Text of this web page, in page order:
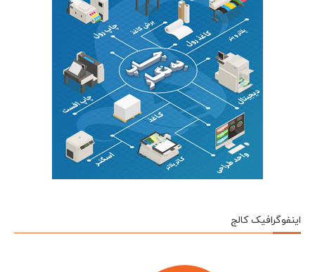
اینفوگرافیک کالج